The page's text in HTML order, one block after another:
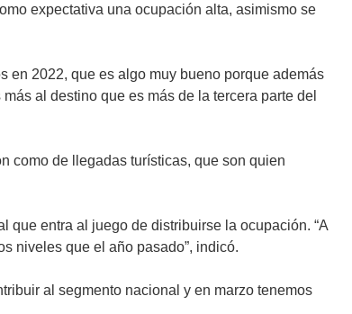
expectativa una ocupación alta, asimismo se
en 2022, que es algo muy bueno porque además
al destino que es más de la tercera parte del
como de llegadas turísticas, que son quien
que entra al juego de distribuirse la ocupación. “A
niveles que el año pasado”, indicó.
al segmento nacional y en marzo tenemos